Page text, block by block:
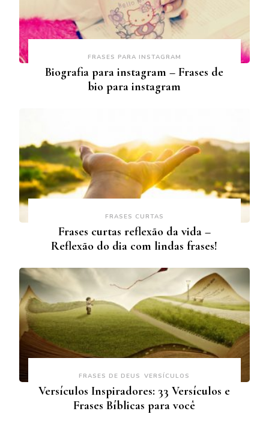
FRASES PARA INSTAGRAM
Biografia para instagram – Frases de
bio para instagram
FRASES CURTAS
Frases curtas reflexão da vida –
Reflexão do dia com lindas frases!
FRASES DE DEUS VERSÍCULOS
Versículos Inspiradores: 33 Versículos e
Frases Bíblicas para você